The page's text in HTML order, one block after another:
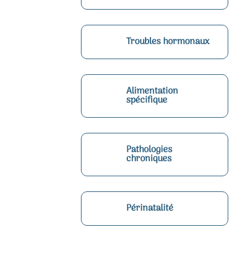
Troubles hormonaux
Alimentation
spécifique
Pathologies
chroniques
Périnatalité